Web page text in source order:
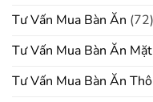
Tư Vấn Mua Bàn Ăn (72)
Tư Vấn Mua Bàn Ăn
Tư Vấn Mua Bàn Ăn